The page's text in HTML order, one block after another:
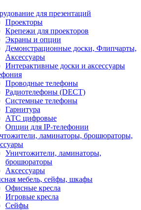
для презентаций
Проекторы
Крепежи для проекторов
Экраны и опции
Демонстрационные доски, Флипчарты,
Аксессуары
Интерактивные доски и аксессуары
Проводные телефоны
Радиотелефоны (DECT)
Системные телефоны
Гарнитура
АТС цифровые
Опции для IP-телефонии
ламинаторы, брошюраторы,
Уничтожители, ламинаторы,
брошюраторы
Аксессуары
мебель, сейфы, шкафы
Офисные кресла
Игровые кресла
Сейфы